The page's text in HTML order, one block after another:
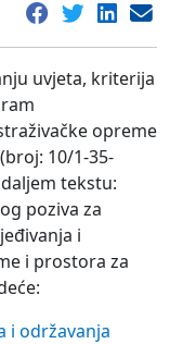
uvjeta, kriterija
opreme
10/1-35-
tekstu:
poziva za
i
i prostora za
i održavanja